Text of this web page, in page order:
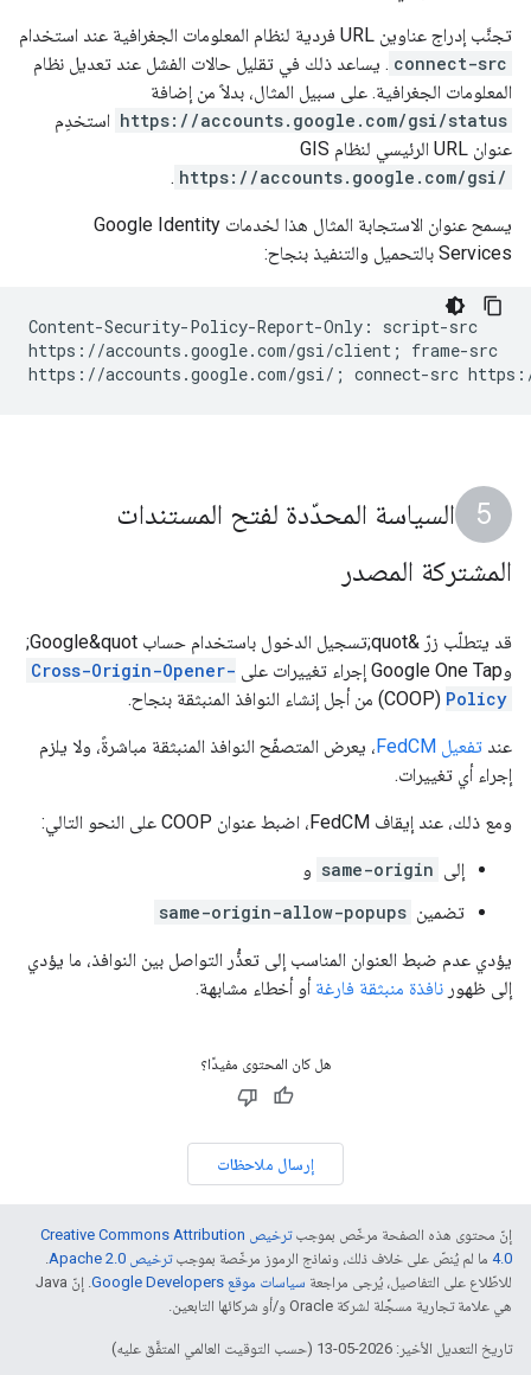
تجنَّب إدراج عناوين URL فردية لنظام المعلومات الجغرافية عند استخدام
connect-src . يساعد ذلك في تقليل حالات الفشل عند تعديل نظام
المعلومات الجغرافية. على سبيل المثال، بدلاً من إضافة
https://accounts.google.com/gsi/status استخدِم
عنوان URL الرئيسي لنظام GIS
https://accounts.google.com/gsi/
.
يسمح عنوان الاستجابة المثال هذا لخدمات Google Identity
Services بالتحميل والتنفيذ بنجاح:
Content-Security-Policy-Report-Only: script-src
https://accounts.google.com/gsi/client; frame-src
السياسة المحدّدة لفتح المستندات
المشتركة المصدر
قد يتطلّب زرّ &quot;تسجيل الدخول باستخدام حساب Google&quot;
وGoogle One Tap إجراء تغييرات على
Cross-Origin-Opener-
Policy (COOP) من أجل إنشاء النوافذ المنبثقة بنجاح.
عند تفعيل FedCM
، يعرض المتصفّح النوافذ المنبثقة مباشرةً، ولا يلزم
إجراء أي تغييرات.
ومع ذلك، عند إيقاف FedCM، اضبط عنوان COOP على النحو التالي:
إلى same-origin و
تضمين same-origin-allow-popups
يؤدي عدم ضبط العنوان المناسب إلى تعذُّر التواصل بين النوافذ، ما يؤدي
إلى ظهور نافذة منبثقة فارغة أو أخطاء مشابهة.
هل كان المحتوى مفيدًا؟
إرسال ملاحظات
إنّ محتوى هذه الصفحة مرخّص بموجب
ترخيص Creative Commons Attribution
4.0‏ ما لم يُنصّ على خلاف ذلك، ونماذج الرموز مرخّصة بموجبترخيص Apache 2.0‏
للاطّلاع على التفاصيل، يُرجى مراجعة سياسات موقع Google Developers‏
. إنّ Java
هي علامة تجارية مسجَّلة لشركة Oracle و/أو شركائها التابعين.
تاريخ التعديل الأخير: 2026-05-13 (حسب التوقيت العالمي المتفَّق عليه)